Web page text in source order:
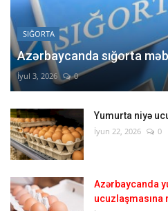
SIĞORTA
Azərbaycanda sığorta
İyul 3, 2026 0
Yumurta niyə
İyun 22, 2026 0
Azərbaycanda
ucuzlaşmasına